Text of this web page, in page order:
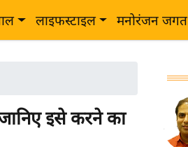
लाइफस्टाइल मनोरंजन जगत
इसे करने का